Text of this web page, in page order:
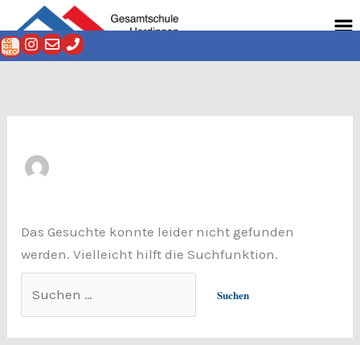
Inhalt
springen
Das Gesuchte konnte leider nicht gefunden
werden. Vielleicht hilft die Suchfunktion.
Suchen
nach: